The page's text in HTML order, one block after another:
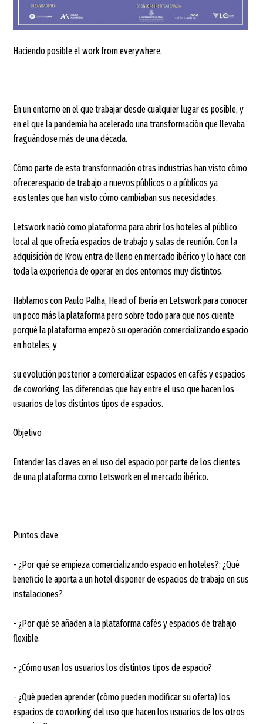
Haciendo posible el work from everywhere.
En un entorno en el que trabajar desde cualquier lugar es posible, y
en el que la pandemia ha acelerado una transformación que llevaba
fraguándose más de una década.
Cómo parte de esta transformación otras industrias han visto cómo
ofrecerespacio de trabajo a nuevos públicos o a públicos ya
existentes que han visto cómo cambiaban sus necesidades.
Letswork nació como plataforma para abrir los hoteles al público
local al que ofrecía espacios de trabajo y salas de reunión. Con la
adquisición de Krow entra de lleno en mercado ibérico y lo hace con
toda la experiencia de operar en dos entornos muy distintos.
Hablamos con Paulo Palha, Head of Iberia en Letswork para conocer
un poco más la plataforma pero sobre todo para que nos cuente
porqué la plataforma empezó su operación comercializando espacio
en hoteles, y
su evolución posterior a comercializar espacios en cafés y espacios
de coworking, las diferencias que hay entre el uso que hacen los
usuarios de los distintos tipos de espacios.
Objetivo
Entender las claves en el uso del espacio por parte de los clientes
de una plataforma como Letswork en el mercado ibérico.
Puntos clave
- ¿Por qué se empieza comercializando espacio en hoteles?: ¿Qué
beneficio le aporta a un hotel disponer de espacios de trabajo en sus
instalaciones?
- ¿Por qué se añaden a la plataforma cafés y espacios de trabajo
flexible.
- ¿Cómo usan los usuarios los distintos tipos de espacio?
- ¿Qué pueden aprender (cómo pueden modificar su oferta) los
espacios de coworking del uso que hacen los usuarios de los otros